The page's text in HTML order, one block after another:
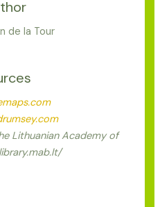
de la Tour
Lithuanian Academy of